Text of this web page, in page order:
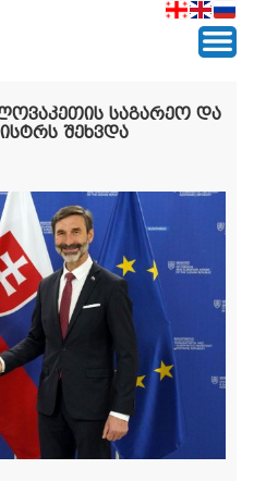
საგარეო და
შეხვდა